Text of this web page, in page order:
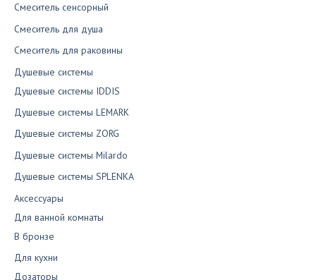
Смеситель сенсорный
Смеситель для душа
Смеситель для раковины
Душевые системы
Душевые системы IDDIS
Душевые системы LEMARK
Душевые системы ZORG
Душевые системы Milardo
Душевые системы SPLENKA
Аксессуары
Для ванной комнаты
В бронзе
Для кухни
Дозаторы